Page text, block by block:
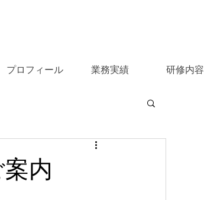
プロフィール 業務実績 研修内容
内